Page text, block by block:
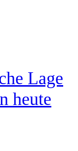
Lage
heute